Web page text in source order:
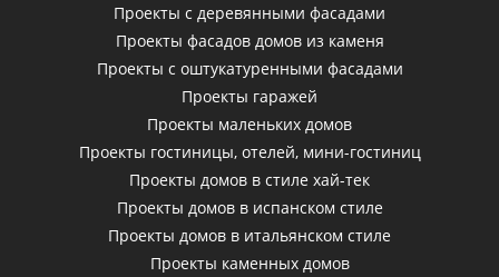
Проекты с деревянными фасадами
Проекты фасадов домов из каменя
Проекты с оштукатуренными фасадами
Проекты гаражей
Проекты маленьких домов
Проекты гостиницы, отелей, мини-гостиниц
Проекты домов в стиле хай-тек
Проекты домов в испанском стиле
Проекты домов в итальянском стиле
Проекты каменных домов